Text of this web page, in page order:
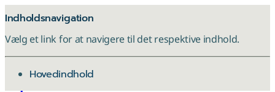
Indholdsnavigation
Vælg et link for at navigere til det respektive indhold.
gå til
Hovedindhold